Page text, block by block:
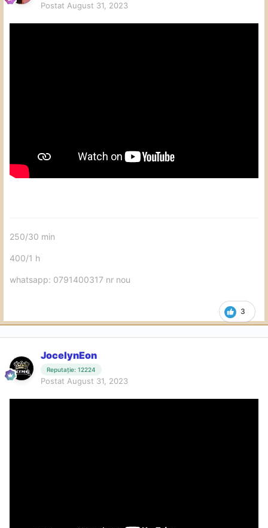
Postat August 31, 2023
3
250/30 min
400/1 h
whatsapp: 0791400317 nr nou
JocelynEon
Reputație: 12224
Postat August 31, 2023